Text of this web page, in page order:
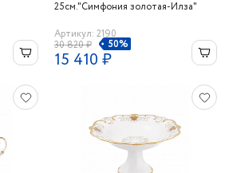
25см."Симфония золотая-Илза"
Артикул: 2190
30 820 ₽
50%
15 410 ₽